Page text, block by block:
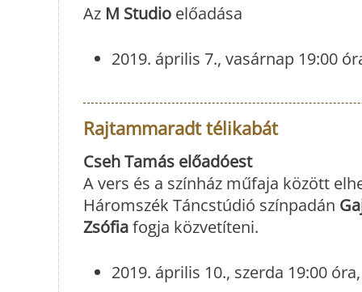
Az M Studio előadása
2019. április 7., vasárnap 19:00
Rajtammaradt télikabát
Cseh Tamás előadóest
A vers és a színház műfaja között
Háromszék Táncstúdió színpadán
Zsófiafogja közvetíteni.
2019. április 10., szerda 19:00